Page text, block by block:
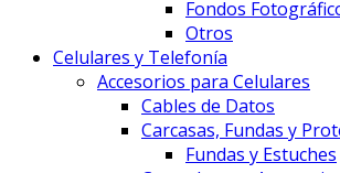
Fondos
Otros
Celulares y Telefonía
Accesorios para Celulares
Cables de Datos
Carcasas, Fundas y
Fundas y Estuches